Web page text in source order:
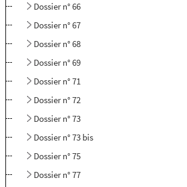
Dossier n° 66
Dossier n° 67
Dossier n° 68
Dossier n° 69
Dossier n° 71
Dossier n° 72
Dossier n° 73
Dossier n° 73 bis
Dossier n° 75
Dossier n° 77